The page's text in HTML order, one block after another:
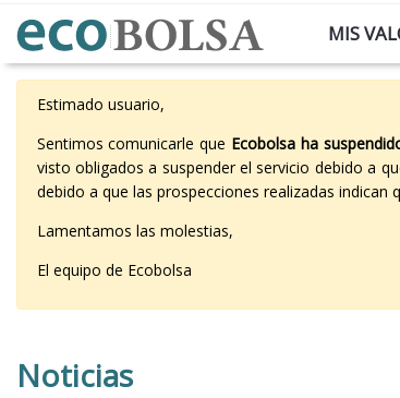
MIS
Estimado usuario,
Sentimos comunicarle que Ecobolsa ha
visto obligados a suspender el servicio debido a
debido a que las prospecciones realizadas
Lamentamos las molestias,
El equipo de Ecobolsa
Noticias